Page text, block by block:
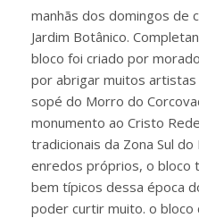
manhãs dos domingos de
Jardim Botânico.
bloco foi criado por
por abrigar muitos artistas
sopé do Morro do
monumento ao Cristo
tradicionais da Zona Sul do
enredos próprios, o bloco
bem típicos dessa época
poder curtir muito. o bloco